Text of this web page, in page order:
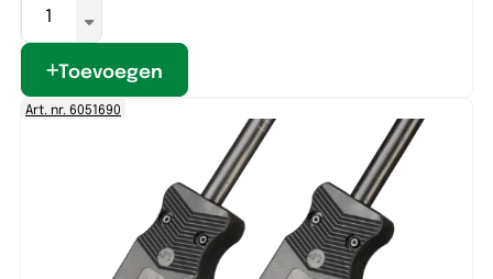
Toevoegen
Art. nr. 6051690